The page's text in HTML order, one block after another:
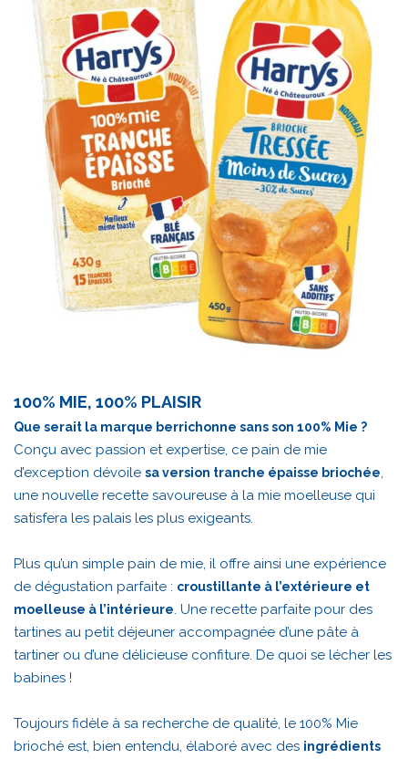
100% MIE, 100% PLAISIR
Que serait la marque berrichonne sans son 100% Mie ?
Conçu avec passion et expertise, ce pain de mie
d’exception dévoile sa version tranche épaisse briochée,
une nouvelle recette savoureuse à la mie moelleuse qui
satisfera les palais les plus exigeants.
Plus qu’un simple pain de mie, il offre ainsi une expérience
de dégustation parfaite : croustillante à l’extérieure et
moelleuse à l’intérieure. Une recette parfaite pour des
tartines au petit déjeuner accompagnée d’une pâte à
tartiner ou d’une délicieuse confiture. De quoi se lécher les
babines !
Toujours fidèle à sa recherche de qualité, le 100% Mie
brioché est, bien entendu, élaboré avec des ingrédients